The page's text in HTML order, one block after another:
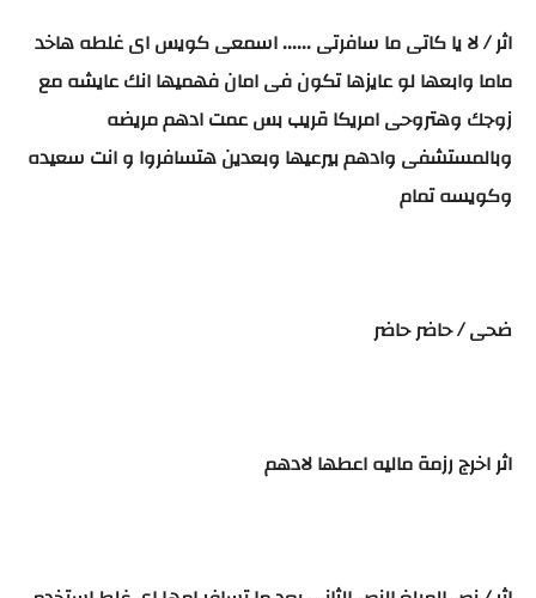
اثر / لا يا كاتى ما سافرتى ...... اسمعى كويس اى غلطه هاخد
ماما وابعها لو عايزها تكون فى امان فهميها انك عايشه مع
زوجك وهتروحى امريكا قريب بس عمت ادهم مريضه
وبالمستشفى وادهم بيرعيها وبعدين هتسافروا و انت سعيده
وكويسه تمام
ضحى / حاضر حاضر
اثر اخرج رزمة ماليه اعطها لادهم